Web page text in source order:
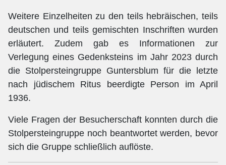
Weitere Einzelheiten zu den teils hebräischen, teils
deutschen und teils gemischten Inschriften wurden
erläutert. Zudem gab es Informationen zur
Verlegung eines Gedenksteins im Jahr 2023 durch
die Stolpersteingruppe Guntersblum für die letzte
nach jüdischem Ritus beerdigte Person im April
1936.
Viele Fragen der Besucherschaft konnten durch die
Stolpersteingruppe noch beantwortet werden, bevor
sich die Gruppe schließlich auflöste.